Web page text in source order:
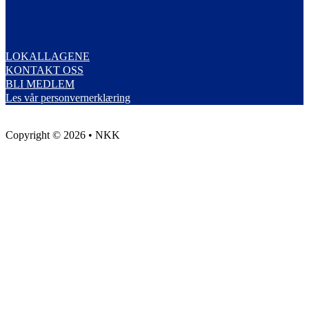
LOKALLAGENE
KONTAKT OSS
BLI MEDLEM
Les vår personvernerklæring
Copyright © 2026 • NKK